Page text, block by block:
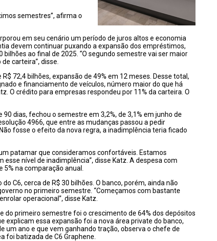
semestres”, afirma o
em seu cenário um período de juros altos e economia
devem continuar puxando a expansão dos empréstimos,
ao final de 2025. “O segundo semestre vai ser maior
carteira”, disse.
72,4 bilhões, expansão de 49% em 12 meses. Desse total,
e financiamento de veículos, número maior do que há
O crédito para empresas respondeu por 11% da carteira. O
dias, fechou o semestre em 3,2%, de 3,1% em junho de
4966, que entre as mudanças passou a pedir
fosse o efeito da nova regra, a inadimplência teria ficado
patamar que consideramos confortáveis. Estamos
nível de inadimplência”, disse Katz. A despesa com
na comparação anual.
C6, cerca de R$ 30 bilhões. O banco, porém, ainda não
no primeiro semestre. “Começamos com bastante
operacional”, disse Katz.
primeiro semestre foi o crescimento de 64% dos depósitos
explicam essa expansão foi a nova área private do banco,
um ano e que vem ganhando tração, observa o chefe de
foi batizada de C6 Graphene.